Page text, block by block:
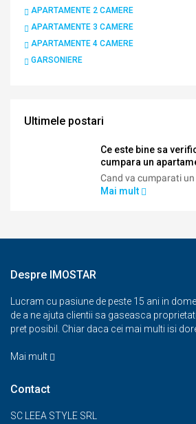
APARTAMENTE 2 CAMERE
APARTAMENTE 3 CAMERE
APARTAMENTE 4 CAMERE
GARSONIERE
Ultimele postari
Ce este bine sa
cumpara un
Cand va cumparati
Mai mult
Despre IMOSTAR
Lucram cu pasiune de peste 15 ani in
de a ne ajuta clientii sa gaseasca
pret posibil. Chiar daca cei mai multi isi
Mai mult
Contact
SC LEEA STYLE SRL